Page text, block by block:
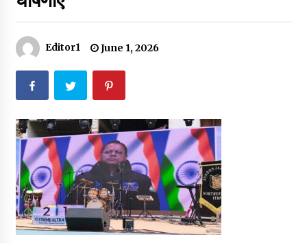
May 18, 2022
Thought Of The Day 17 May
May 17, 2022
Thought Of The Day 16 May
May 16, 2022
Thought Of The Day 14 May
Editor1 June 1, 2026